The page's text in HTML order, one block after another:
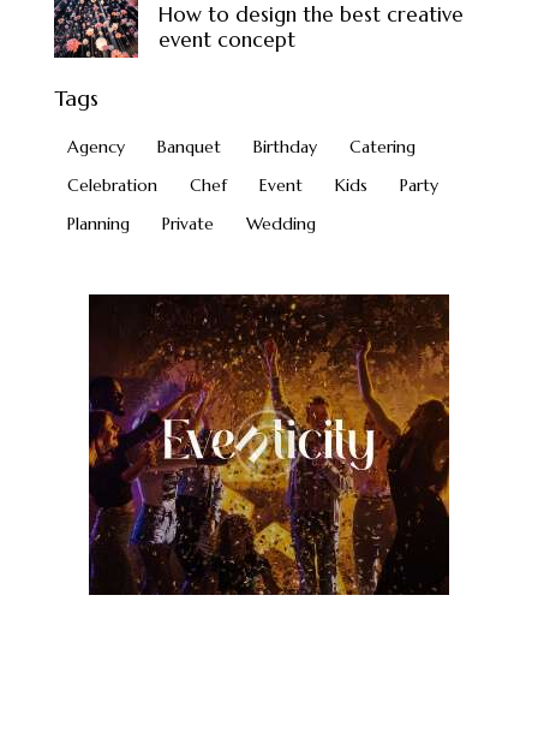
How to design the best creative
event concept
Tags
Agency Banquet Birthday
Catering
Celebration
Chef Event Kids
Party
Planning
Private Wedding